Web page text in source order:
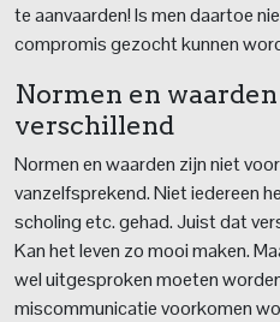
te aanvaarden! Is men daartoe
compromis gezocht kunnen
Normen en
verschillend
Normen en waarden zijn niet
vanzelfsprekend. Niet iedereen
scholing etc. gehad. Juist dat
Kan het leven zo mooi maken.
wel uitgesproken moeten
miscommunicatie voorkomen